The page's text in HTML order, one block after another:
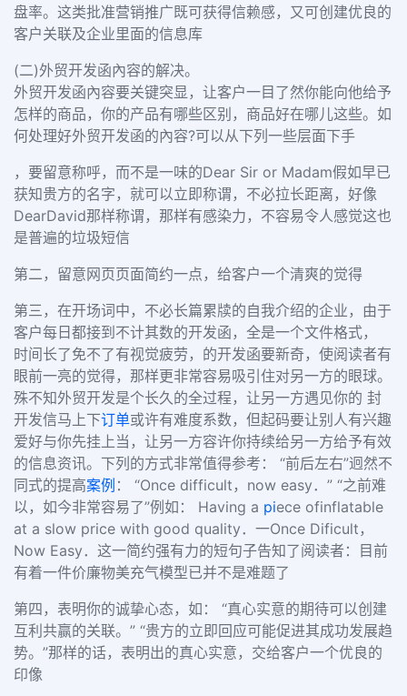
盘率。这类批准营销推广既可获得信赖感，又可创建优良的
客户关联及企业里面的信息库
(二)外贸开发函內容的解决。
外贸开发函內容要关键突显，让客户一目了然你能向他给予
怎样的商品，你的产品有哪些区别，商品好在哪儿这些。如
何处理好外贸开发函的內容?可以从下列一些层面下手
，要留意称呼，而不是一味的Dear Sir or Madam假如早已
获知贵方的名字，就可以立即称谓，不必拉长距离，好像
DearDavid那样称谓，那样有感染力，不容易令人感觉这也
是普遍的垃圾短信
第二，留意网页页面简约一点，给客户一个清爽的觉得
第三，在开场词中，不必长篇累牍的自我介绍的企业，由于
客户每日都接到不计其数的开发函，全是一个文件格式，
时间长了免不了有视觉疲劳，的开发函要新奇，使阅读者有
眼前一亮的觉得，那样更非常容易吸引住对另一方的眼球。
殊不知外贸开发是个长久的全过程，让另一方遇见你的 封
开发信马上下订单或许有难度系数，但起码要让别人有兴趣
爱好与你先挂上当，让另一方容许你持续给另一方给予有效
的信息资讯。下列的方式非常值得参考： “前后左右”迥然不
同式的提高案例 ： “Once difficult，now easy．” “之前难
以，如今非常容易了”例如： Having a piece ofinflatable
at a slow price with good quality．一Once Dificult，
Now Easy．这一简约强有力的短句子告知了阅读者：目前
有着一件价廉物美充气模型已并不是难题了
第四，表明你的诚挚心态，如： “真心实意的期待可以创建
互利共赢的关联。” “贵方的立即回应可能促进其成功发展趋
势。”那样的话，表明出的真心实意，交给客户一个优良的
印像